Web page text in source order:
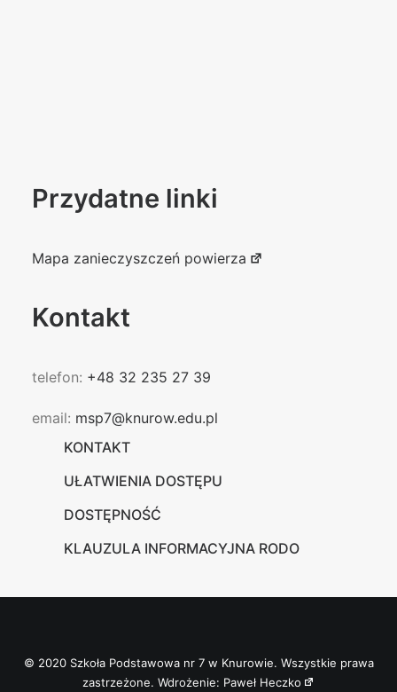
Przydatne linki
Mapa zanieczyszczeń powierza
Kontakt
telefon: +48 32 235 27 39
email: msp7@knurow.edu.pl
KONTAKT
UŁATWIENIA DOSTĘPU
DOSTĘPNOŚĆ
KLAUZULA INFORMACYJNA RODO
© 2020 Szkoła Podstawowa nr 7 w Knurowie. Wszystkie prawa
zastrzeżone. Wdrożenie: Paweł Heczko